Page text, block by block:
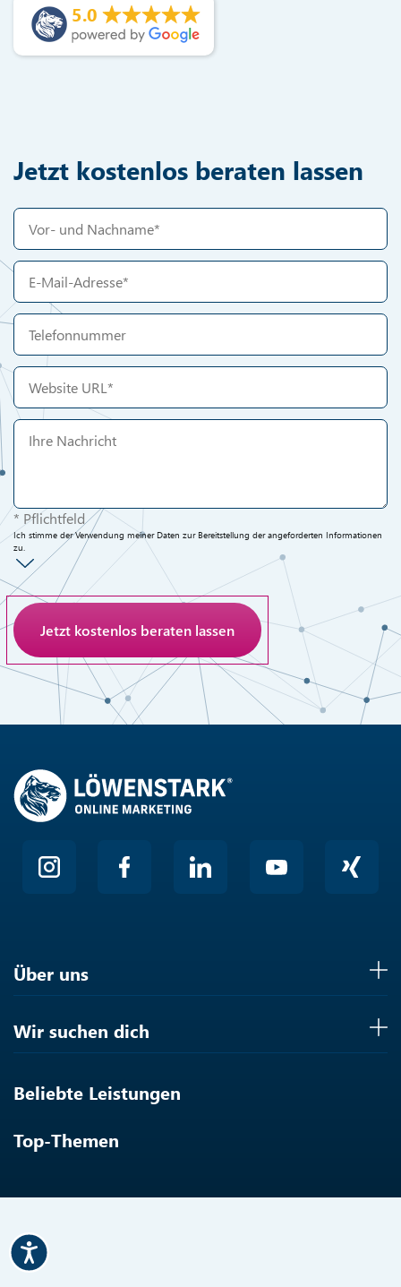
5.0
Jetzt kostenlos beraten lassen
* Pflichtfeld
Ich stimme der Verwendung meiner Daten zur Bereitstellung der angeforderten Informationen
zu.
Anti-Roboter-Verifizierung
Hier klicken
Über uns
Wir suchen dich
Beliebte Leistungen
Top-Themen